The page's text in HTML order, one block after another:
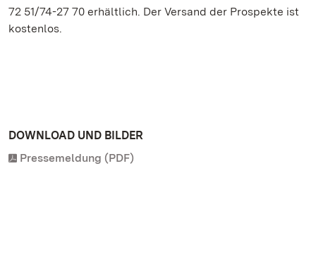
72 51/74-27 70 erhältlich. Der Versand der Prospekte ist
kostenlos.
DOWNLOAD UND BILDER
Pressemeldung (PDF)